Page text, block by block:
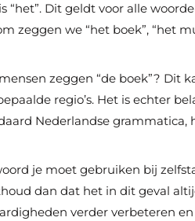
“het”. Dit geldt voor alle
zeggen we “het boek”, “het
zeggen “de boek”? Dit
regio’s. Het is echter
Nederlandse grammatica,
je moet gebruiken bij
dan dat het in dit geval
verder verbeteren